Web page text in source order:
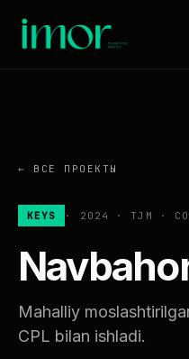
← ВСЕ ПРОЕКТЫ
KEYS · 2024 · TJM ·
Mahalliy
CPL bilan ishladi.